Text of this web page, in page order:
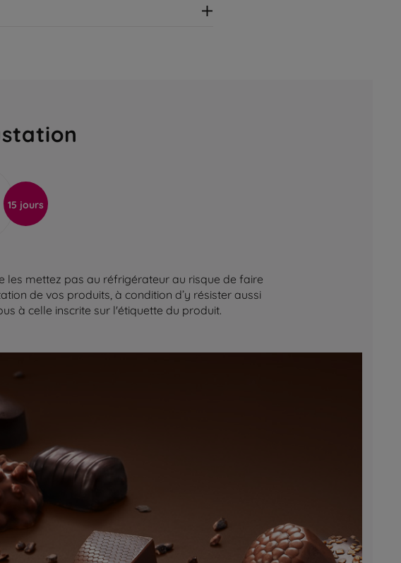
15 jours
les mettez pas au réfrigérateur au risque de faire
de vos produits, à condition d’y résister aussi
à celle inscrite sur l'étiquette du produit.